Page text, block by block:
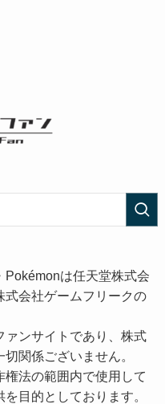
Pokémonは任天堂株式会
会社ゲームフリークの
ァンサイトであり、株式
関係ございません。
法の範囲内で使用して
目的としております。